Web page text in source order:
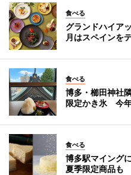
食べる
グランドハイア
月はスペインを
食べる
博多・櫛田神社
限定かき氷 今
食べる
博多駅マイング
夏季限定商品も